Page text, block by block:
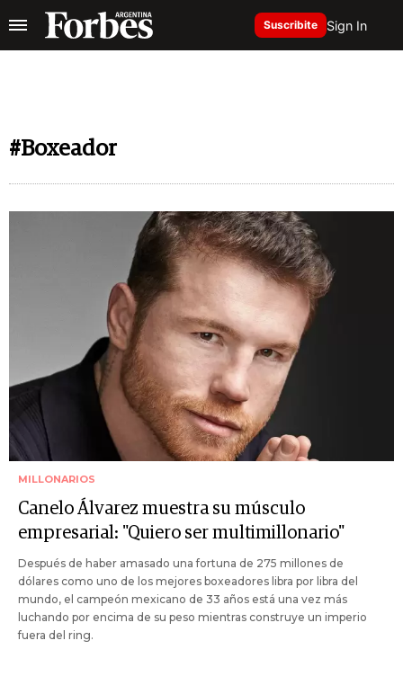
Suscribite Sign In
#Boxeador
MILLONARIOS
Canelo Álvarez muestra su músculo
empresarial: "Quiero ser multimillonario"
Después de haber amasado una fortuna de 275 millones de
dólares como uno de los mejores boxeadores libra por libra del
mundo, el campeón mexicano de 33 años está una vez más
luchando por encima de su peso mientras construye un imperio
fuera del ring.